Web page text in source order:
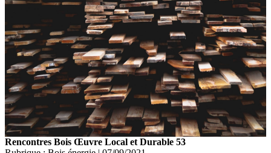
Rencontres Bois Œuvre Local et Durable 53